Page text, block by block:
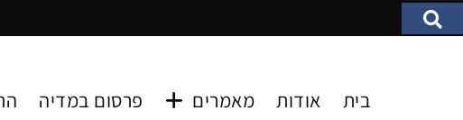
בית אודות מאמרים פרסום במדיה